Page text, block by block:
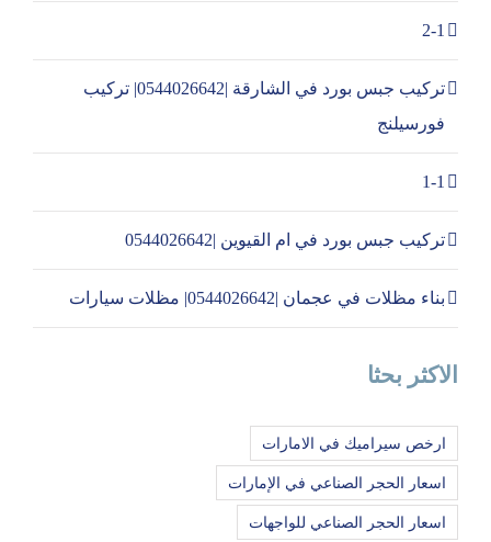
2-1
تركيب جبس بورد في الشارقة |0544026642| تركيب
فورسيلنج
1-1
تركيب جبس بورد في ام القيوين |0544026642
بناء مظلات في عجمان |0544026642| مظلات سيارات
الاكثر بحثا
ارخص سيراميك في الامارات
اسعار الحجر الصناعي في الإمارات
اسعار الحجر الصناعي للواجهات